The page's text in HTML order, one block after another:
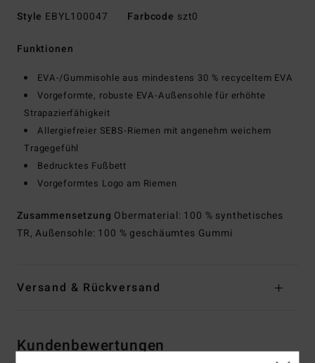
Style EBYL100047 Farbcode szt0
Funktionen
EVA-/Gummisohle aus mindestens 30 % recyceltem EVA
Vorgeformte, robuste EVA-Außensohle für erhöhte
Strapazierfähigkeit
Allergiefreier SEBS-Riemen mit angenehm weichem
Tragegefühl
Bedrucktes Fußbett
Vorgeformtes Logo am Riemen
Zusammensetzung Obermaterial: 100 % synthetisches
TR, Außensohle: 100 % geschäumtes Gummi
Versand & Rückversand
Kundenbewertungen